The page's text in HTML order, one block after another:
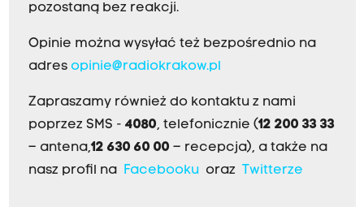
pozostaną bez reakcji.
Opinie można wysyłać też bezpośrednio na
adres opinie@radiokrakow.pl
Zapraszamy również do kontaktu z nami
poprzez SMS - 4080, telefonicznie (12 200 33 33
– antena,12 630 60 00 – recepcja), a także na
nasz profil na
Facebookuoraz Twitterze